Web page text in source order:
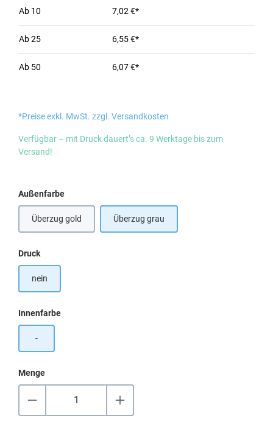
Ab 10 7,02 €*
Ab25 6,55 €*
Ab 50 6,07 €*
*Preise exkl. MwSt. zzgl. Versandkosten
Verfügbar – mit Druck dauert’s ca. 9 Werktage bis zum
Versand!
Außenfarbeauswählen
Überzug gold Überzug grau
Druckauswählen
nein
Innenfarbeauswählen
-
Menge